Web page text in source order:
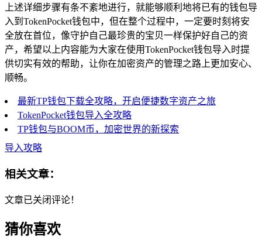
上述详细步骤有条不紊地进行，就能够顺利地将已有的钱包导
入到TokenPocket钱包中，但在整个过程中，一定要时刻将安
全放在首位，像守护自己最珍贵的宝贝一样保护好自己的资
产，希望以上内容能为大家在使用TokenPocket钱包导入时提
供切实有效的帮助，让你在加密资产的管理之路上更加安心、
顺畅。
最新TP钱包下载全攻略，开启便捷数字资产之旅
TokenPocket钱包导入全攻略
TP钱包与BOOM币，加密世界的新探索
导入攻略
相关文章：
文章已关闭评论！
猜你喜欢